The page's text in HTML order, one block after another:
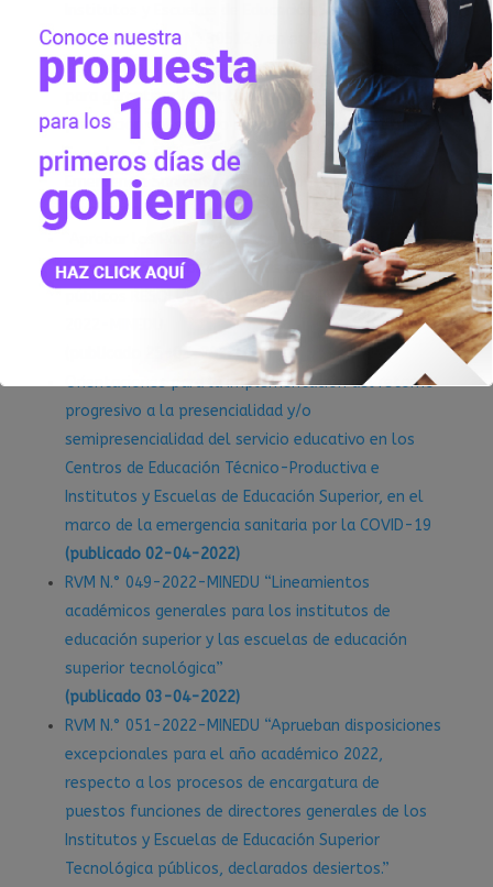
Institutos y Escuelas de Educación Superior en el
marco de la Ley N° 30512 y en el Decreto
Legislativo N° 1495, que establece disposiciones
para garantizar la continuidad y calidad de la
prestación del servicio educativo en los Institutos y
Escuelas de Educación Superior, en el marco de la
Emergencia Sanitaria causada por el COVID-19.
(publicado 30-10-2021)
Aprobar los Padrones de los Institutos de
Educación Superior y Escuelas de Educación Superior
públicos RESOLUCIÓN VICEMINISTERIAL N° 019-
(publicado 25-02-2022)
Orientaciones para la implementación del retorno
progresivo a la presencialidad y/o
semipresencialidad del servicio educativo en los
Centros de Educación Técnico-Productiva e
Institutos y Escuelas de Educación Superior, en el
marco de la emergencia sanitaria por la COVID-19
(publicado 02-04-2022)
RVM N.° 049-2022-MINEDU “Lineamientos
académicos generales para los institutos de
educación superior y las escuelas de educación
superior tecnológica”
(publicado 03-04-2022)
RVM N.° 051-2022-MINEDU “Aprueban disposiciones
excepcionales para el año académico 2022,
respecto a los procesos de encargatura de
puestos funciones de directores generales de los
Institutos y Escuelas de Educación Superior
Tecnológica públicos, declarados desiertos.”